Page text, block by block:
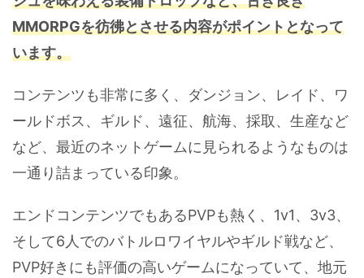
MMORPGを彷彿とさせる内容がポイントとなって
います。
コンテンツも非常に多く、ダンジョン、レイド、ワ
ールドボス、ギルド、遠征、航海、採取、生産など
など、最近のネットゲームに見られるようなものは
一通り詰まっている印象。
エンドコンテンツでもあるPVPも熱く、1v1、3v3、
そして6人でのバトルロワイヤルやギルド戦など、
PVP好きにも評価の高いゲームになっていて、地元